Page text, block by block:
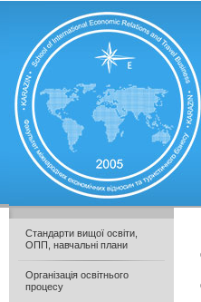
Стандарти вищої освіти,
ОПП, навчальні плани
Організація освітнього
процесу